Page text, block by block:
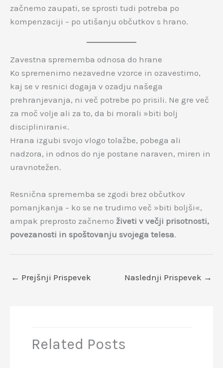
začnemo zaupati, se sprosti tudi potreba po
kompenzaciji – po utišanju občutkov s hrano.
Zavestna sprememba odnosa do hrane
Ko spremenimo nezavedne vzorce in ozavestimo,
kaj se v resnici dogaja v ozadju našega
prehranjevanja, ni več potrebe po prisili. Ne gre več
za moč volje ali za to, da bi morali »biti bolj
disciplinirani«.
Hrana izgubi svojo vlogo tolažbe, pobega ali
nadzora, in odnos do nje postane naraven, miren in
uravnotežen.
Resnična sprememba se zgodi brez občutkov
pomanjkanja – ko se ne trudimo več »biti boljši«,
ampak preprosto začnemo živeti v večji prisotnosti,
povezanosti in spoštovanju svojega telesa.
← Prejšnji Prispevek Naslednji Prispevek →
Related Posts